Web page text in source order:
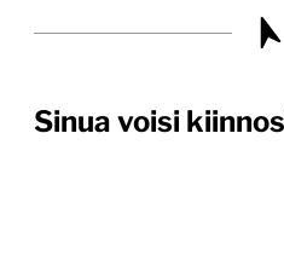
Sinua voisi